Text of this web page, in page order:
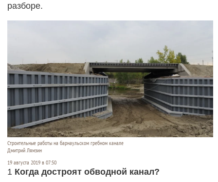
разборе.
Строительные работы на барнаульском гребном канале
Дмитрий Лямзин
19 августа 2019 в 07:50
1 Когда достроят обводной канал?